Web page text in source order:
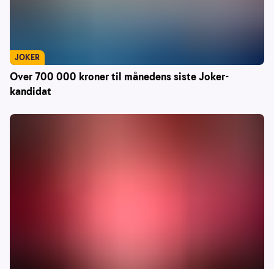
Over 700 000 kroner til månedens siste Joker-
kandidat
JOKER